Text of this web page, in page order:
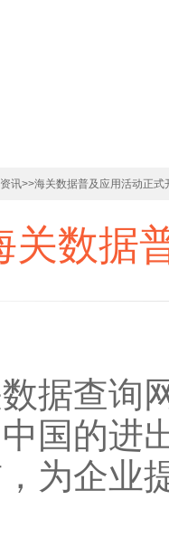
讯>>海关数据普及应用活动正式
关数据
据查询
国的进
为企业